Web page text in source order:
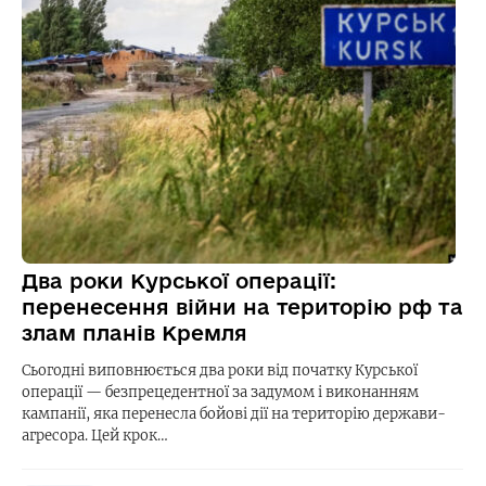
Два роки Курської операції:
перенесення війни на територію рф та
злам планів Кремля
Сьогодні виповнюється два роки від початку Курської
операції — безпрецедентної за задумом і виконанням
кампанії, яка перенесла бойові дії на територію держави-
агресора. Цей крок…